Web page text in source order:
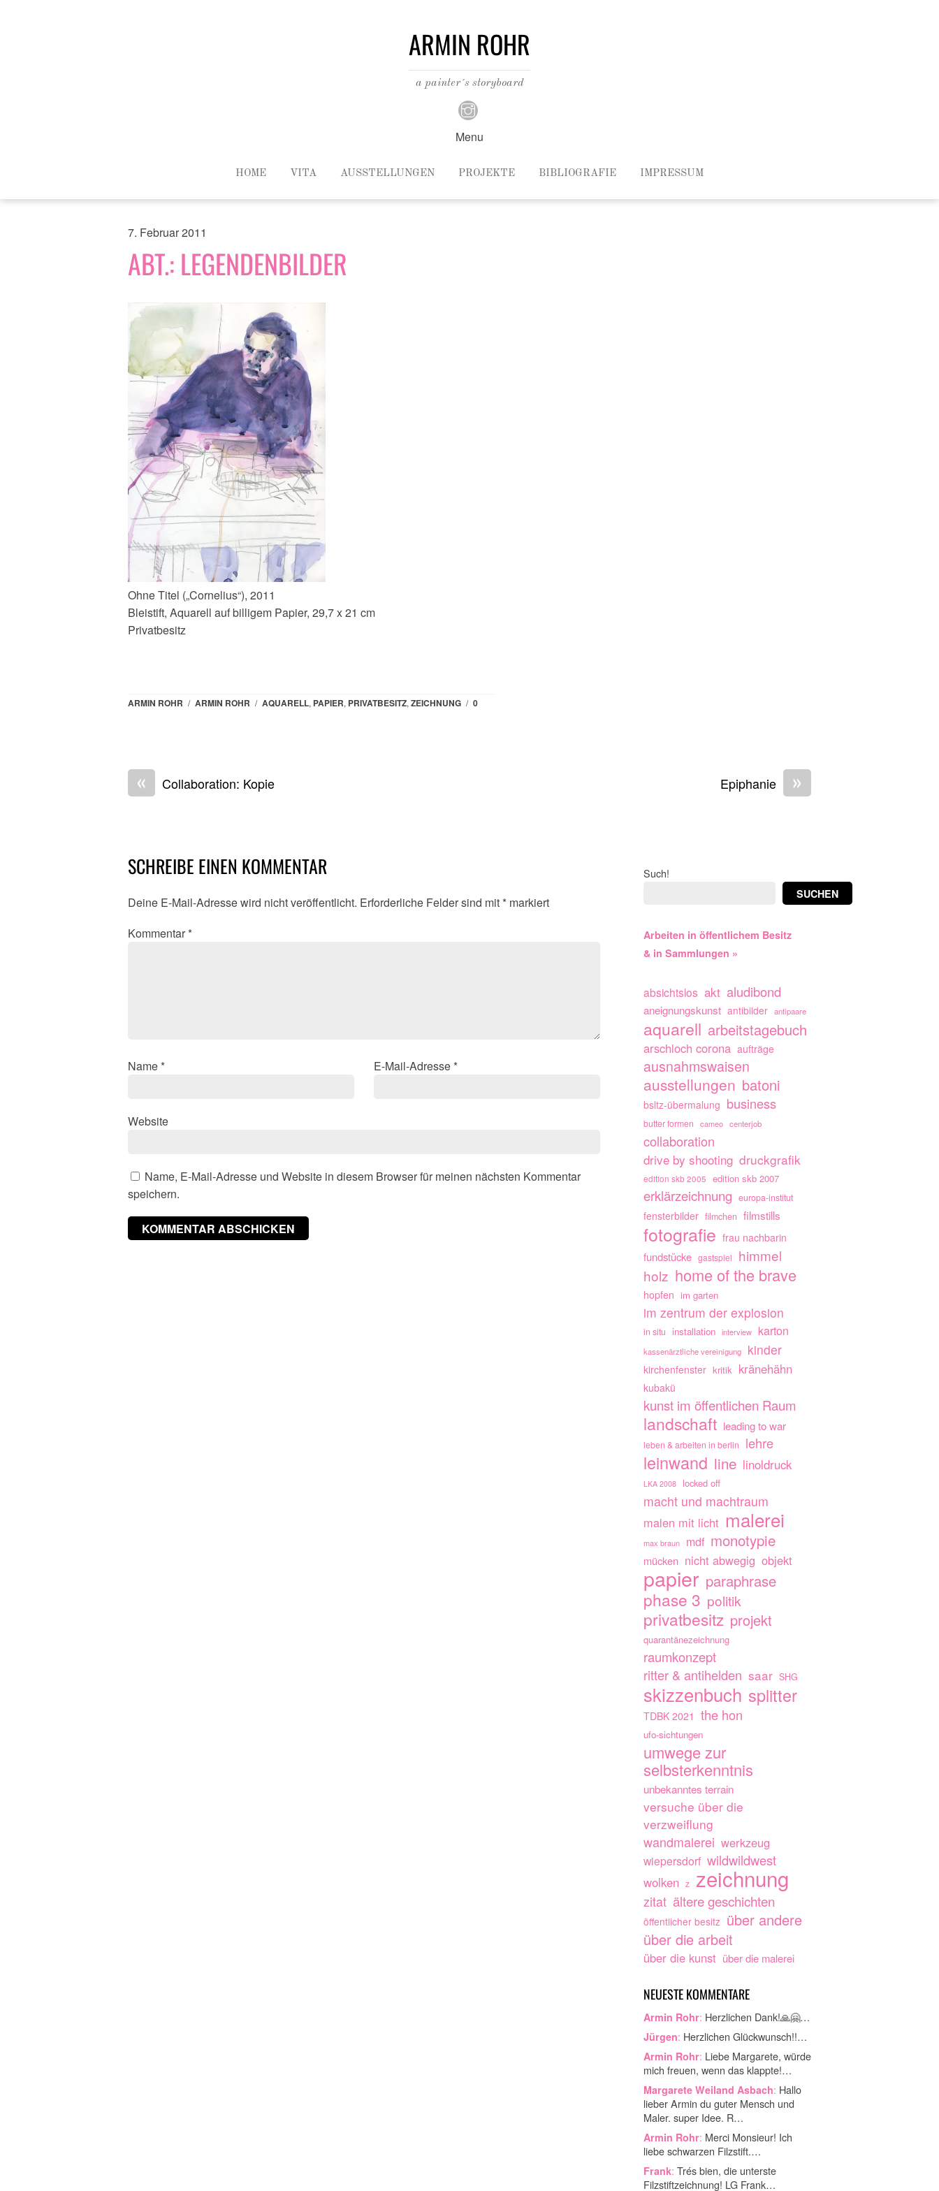
ARMIN ROHR
a painter´s storyboard
Menu
HOME VITA AUSSTELLUNGEN PROJEKTE BIBLIOGRAFIE IMPRESSUM
7. Februar 2011
ABT.: LEGENDENBILDER
Ohne Titel („Cornelius“), 2011
Bleistift, Aquarell auf billigem Papier, 29,7 x 21 cm
Privatbesitz
ARMIN ROHR / ARMIN ROHR / AQUARELL, PAPIER, PRIVATBESITZ, ZEICHNUNG / 0
« Collaboration: Kopie »
Epiphanie
SCHREIBE EINEN KOMMENTAR
Deine E-Mail-Adresse wird nicht veröffentlicht. Erforderliche Felder sind mit * markiert
Kommentar *
Name * E-Mail-Adresse *
Website
Name, E-Mail-Adresse und Website in diesem Browser für meinen nächsten Kommentar
speichern.
Such!
SUCHEN
Arbeiten in öffentlichem Besitz
& in Sammlungen »
absichtslos akt aludibond
aneignungskunst antibilder antipaare
aquarell arbeitstagebuch
arschloch corona aufträge
ausnahmswaisen
ausstellungen batoni
bsltz-übermalung business
butter formen cameo centerjob
collaboration
drive by shooting druckgrafik
edition skb 2005 edition skb 2007
erklärzeichnung europa-institut
fensterbilder filmchen filmstills
fotografie frau nachbarin
fundstücke gastspiel
himmel
holz home of the brave
hopfen im garten
im zentrum der explosion
in situ installation interview karton
kassenärztliche vereinigung kinder
kirchenfenster kritik kränehähn
kubakü
kunst im öffentlichen Raum
landschaft leading to war
leben & arbeiten in berlin lehre
leinwand line linoldruck
LKA 2008 locked off
macht und machtraum
malen mit licht malerei
max braun mdf monotypie
mücken nicht abwegig objekt
papier paraphrase
phase 3 politik
privatbesitz projekt
quarantänezeichnung
raumkonzept
ritter & antihelden saar SHG
skizzenbuch splitter
TDBK 2021 the hon
ufo-sichtungen
umwege zur
selbsterkenntnis
unbekanntes terrain
versuche über die
verzweiflung
wandmalerei werkzeug
wiepersdorf wildwildwest
wolken z zeichnung
zitat ältere geschichten
öffentlicher besitz über andere
über die arbeit
über die kunst über die malerei
NEUESTE KOMMENTARE
Armin Rohr: Herzlichen Dank!🙏🤗…
Jürgen: Herzlichen Glückwunsch!!…
Armin Rohr: Liebe Margarete, würde
mich freuen, wenn das klappte!…
Margarete Weiland Asbach: Hallo
lieber Armin du guter Mensch und
Maler. super Idee. R…
Armin Rohr: Merci Monsieur! Ich
liebe schwarzen Filzstift.…
Frank: Trés bien, die unterste
Filzstiftzeichnung! LG Frank…